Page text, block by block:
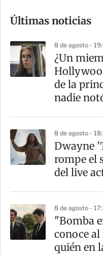
m
a
r
t
Últimas noticias
8 de agosto -
¿Un
de la
nadie
8 de agosto -
Dwayne
rompe el
del live
8 de agosto -
"Bomba
conoce
quién en